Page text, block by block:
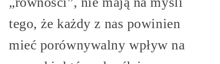
tego, że każdy z nas powinien
mieć porównywalny wpływ na